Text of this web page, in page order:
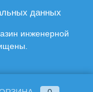
данных
инженерной